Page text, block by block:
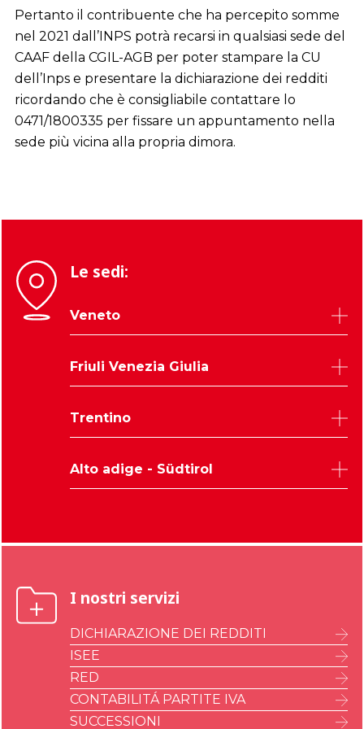
Pertanto il contribuente che ha percepito somme
nel 2021 dall’INPS potrà recarsi in qualsiasi sede del
CAAF della CGIL-AGB per poter stampare la CU
dell’Inps e presentare la dichiarazione dei redditi
ricordando che è consigliabile contattare lo
0471/1800335 per fissare un appuntamento nella
sede più vicina alla propria dimora.
Le sedi:
Veneto
Belluno
Treviso
Verona
Vicenza
Friuli Venezia Giulia
Udine
Gorizia
Trentino
Trento
Alto adige - Südtirol
I nostri servizi
DICHIARAZIONE DEI REDDITI
ISEE
RED
CONTABILITÁ PARTITE IVA
SUCCESSIONI